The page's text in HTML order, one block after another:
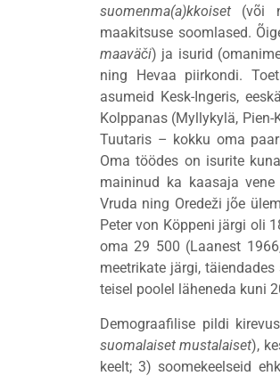
suomenma(a)kkoiset (või
maakitsuse soomlased.
maaväči) ja isurid
ning Hevaa piirkondi.
asumeid Kesk-Ingeris,
Kolppanas (Myllykylä,
Tuutaris – kokku oma
Oma töödes on isurite
maininud ka kaasaja
Vruda ning Oredeži jõe
Peter von Köppeni järgi oli
oma 29 500 (Laanest
meetrikate järgi,
teisel poolel läheneda kuni
Demograafilise pildi
suomalaiset mustalaiset),
keelt; 3) soomekeelseid